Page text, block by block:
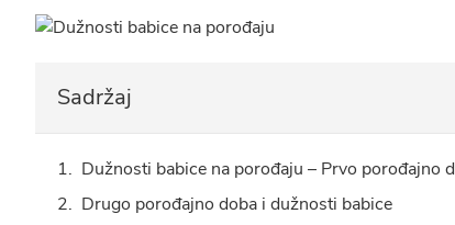
Sadržaj
Dužnosti babice na porođaju – Prvo porođajno
Drugo porođajno doba i dužnosti babice